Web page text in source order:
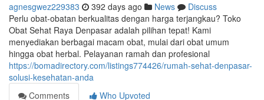
agnesgwez229383 392 days ago News
Discuss
Perlu obat-obatan berkualitas dengan harga terjangkau? Toko
Obat Sehat Raya Denpasar adalah pilihan tepat! Kami
menyediakan berbagai macam obat, mulai dari obat umum
hingga obat herbal. Pelayanan ramah dan profesional
https://bomadirectory.com/listings774426/rumah-sehat-denpasar-
solusi-kesehatan-anda
Comments
Who Upvoted